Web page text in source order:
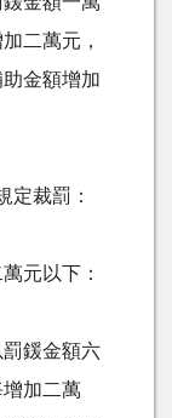
二萬元，
金額增加
定裁罰：
元以下：
鍰金額六
加二萬